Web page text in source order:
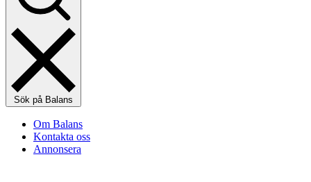
Sök på Balans
Om Balans
Kontakta oss
Annonsera